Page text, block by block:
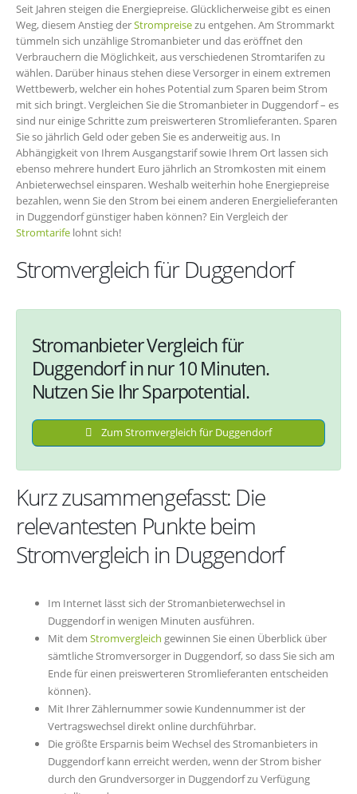
Seit Jahren steigen die Energiepreise. Glücklicherweise gibt es einen
Weg, diesem Anstieg derStrompreisezu entgehen. Am Strommarkt
tümmeln sich unzählige Stromanbieter und das eröffnet den
Verbrauchern die Möglichkeit, aus verschiedenen Stromtarifen zu
wählen. Darüber hinaus stehen diese Versorger in einem extremen
Wettbewerb, welcher ein hohes Potential zum Sparen beim Strom
mit sich bringt. Vergleichen Sie die Stromanbieter in Duggendorf – es
sind nur einige Schritte zum preiswerteren Stromlieferanten. Sparen
Sie so jährlich Geld oder geben Sie es anderweitig aus. In
Abhängigkeit von Ihrem Ausgangstarif sowie Ihrem Ort lassen sich
ebenso mehrere hundert Euro jährlich an Stromkosten mit einem
Anbieterwechsel einsparen. Weshalb weiterhin hohe Energiepreise
bezahlen, wenn Sie den Strom bei einem anderen Energielieferanten
in Duggendorf günstiger haben können? Ein Vergleich der
Stromtarife lohnt sich!
Stromvergleich für Duggendorf
Stromanbieter Vergleich für
Duggendorf in nur 10 Minuten.
Nutzen Sie Ihr Sparpotential.
Zum Stromvergleich für Duggendorf
Kurz zusammengefasst: Die
relevantesten Punkte beim
Stromvergleich in Duggendorf
Im Internet lässt sich der Stromanbieterwechsel in
Duggendorf in wenigen Minuten ausführen.
Mit dem Stromvergleich gewinnen Sie einen Überblick über
sämtliche Stromversorger in Duggendorf, so dass Sie sich am
Ende für einen preiswerteren Stromlieferanten entscheiden
können}.
Mit Ihrer Zählernummer sowie Kundennummer ist der
Vertragswechsel direkt online durchführbar.
Die größte Ersparnis beim Wechsel des Stromanbieters in
Duggendorf kann erreicht werden, wenn der Strom bisher
durch den Grundversorger in Duggendorf zu Verfügung